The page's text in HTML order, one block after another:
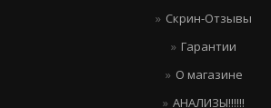
Скрин-Отзывы
Гарантии
О магазине
АНАЛИЗЫ!!!!!!